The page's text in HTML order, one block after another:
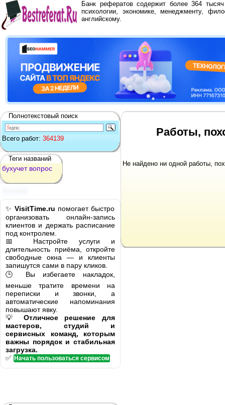
Банк рефератов содержит более 364
психологии, экономике, менеджменту,
английскому.
Полнотекстовый поиск
Всего работ: 364139
Теги названий
бухучет вопрос
✨ VisitTime.ru помогает быстро
организовать онлайн-запись
клиентов и держать расписание
под контролем.
📅 Настройте услуги и
длительность приёма, откройте
свободные окна — и клиенты
запишутся сами в пару кликов.
🕒 Вы избегаете накладок,
меньше тратите времени на
переписки и звонки, а
автоматические напоминания
повышают явку.
💡 Отличное решение для
мастеров, студий и
сервисных команд, которым
важны порядок и стабильная
загрузка.
✅ Начать пользоваться сервисом
Работы,
Не найдено ни одной работы,